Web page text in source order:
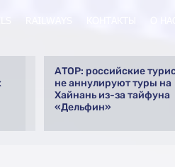
АТОР: российские
не аннулируют туры на
Хайнань из-за тайфуна
«Дельфин»